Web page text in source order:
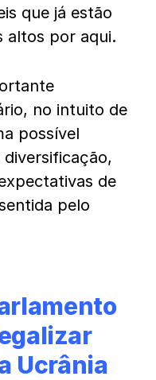
que já estão
altos por aqui.
no intuito de
possível
de
pelo
Ucrânia